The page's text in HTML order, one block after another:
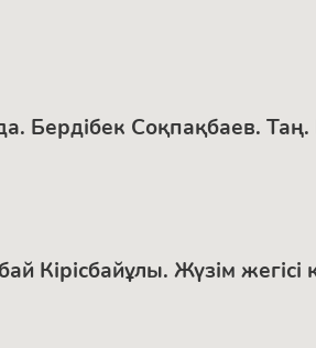
Бердібек Соқпақбаев.
Жүзім жегісі